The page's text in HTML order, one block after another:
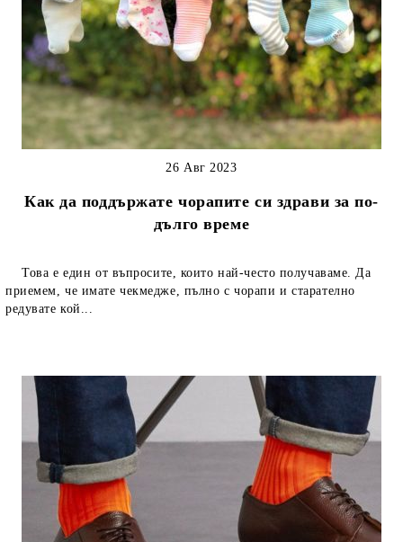
Как да поддържате чорапите си здрави за по-
дълго време
26 Авг 2023
Това е един от въпросите, които най-често получаваме. Да
приемем, че имате чекмедже, пълно с чорапи и старателно
редувате кой...